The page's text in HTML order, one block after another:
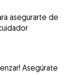
asegurarte de
Asegúrate